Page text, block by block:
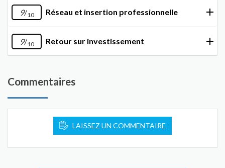
9/10 Réseau et insertion professionnelle
9/10 Retour sur investissement
Commentaires
LAISSEZ UN COMMENTAIRE